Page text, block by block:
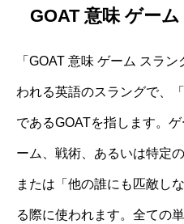
GOAT 意味 ゲー
「GOAT 意味 ゲーム スラ
われる英語のスラングで、
であるGOATを指します。
ーム、戦術、あるいは特定
または「他の誰にも匹敵し
る際に使われます。全ての